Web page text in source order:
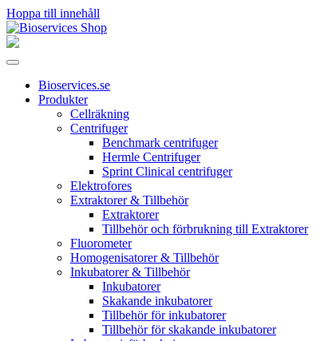
Hoppa till innehåll
Huvudnavigering
Bioservices.se
Produkter
Cellräkning
Centrifuger
Benchmark centrifuger
Hermle Centrifuger
Sprint Clinical centrifuger
Elektrofores
Extraktorer & Tillbehör
Extraktorer
Tillbehör och förbrukning till Extraktorer
Fluorometer
Homogenisatorer & Tillbehör
Inkubatorer & Tillbehör
Inkubatorer
Skakande inkubatorer
Tillbehör för inkubatorer
Tillbehör för skakande inkubatorer